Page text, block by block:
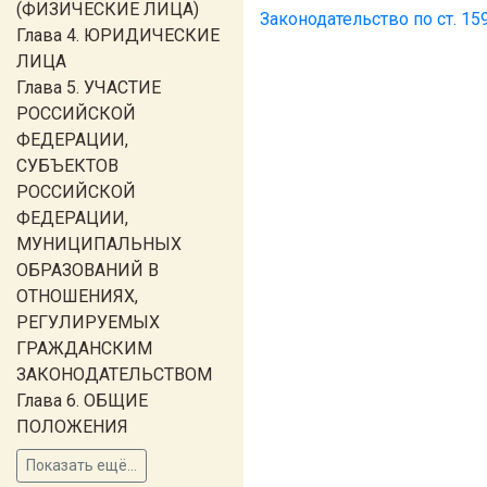
(ФИЗИЧЕСКИЕ ЛИЦА)
Глава 4. ЮРИДИЧЕСКИЕ
ЛИЦА
Глава 5. УЧАСТИЕ
РОССИЙСКОЙ
ФЕДЕРАЦИИ,
СУБЪЕКТОВ
РОССИЙСКОЙ
ФЕДЕРАЦИИ,
МУНИЦИПАЛЬНЫХ
ОБРАЗОВАНИЙ В
ОТНОШЕНИЯХ,
РЕГУЛИРУЕМЫХ
ГРАЖДАНСКИМ
ЗАКОНОДАТЕЛЬСТВОМ
Глава 6. ОБЩИЕ
ПОЛОЖЕНИЯ
Показать ещё...
Законодательство по ст.